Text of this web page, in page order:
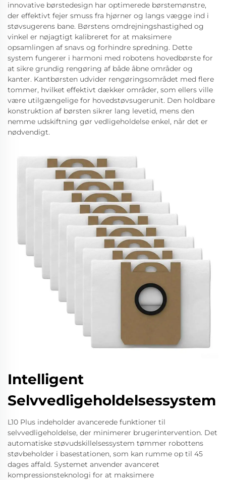
innovative børstedesign har optimerede børstemønstre,
der effektivt fejer smuss fra hjørner og langs vægge ind i
støvsugerens bane. Børstens omdrejningshastighed og
vinkel er nøjagtigt kalibreret for at maksimere
opsamlingen af snavs og forhindre spredning. Dette
system fungerer i harmoni med robotens hovedbørste for
at sikre grundig rengøring af både åbne områder og
kanter. Kantbørsten udvider rengøringsområdet med flere
tommer, hvilket effektivt dækker områder, som ellers ville
være utilgængelige for hovedstøvsugerunit. Den holdbare
konstruktion af børsten sikrer lang levetid, mens den
nemme udskiftning gør vedligeholdelse enkel, når det er
nødvendigt.
Intelligent
Selvvedligeholdelsessystem
L10 Plus indeholder avancerede funktioner til
selvvedligeholdelse, der minimerer brugerintervention. Det
automatiske støvudskillelsessystem tømmer robottens
støvbeholder i basestationen, som kan rumme op til 45
dages affald. Systemet anvender avanceret
kompressionsteknologi for at maksimere